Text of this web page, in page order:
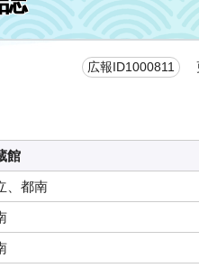
広報ID1000811
館
、都南